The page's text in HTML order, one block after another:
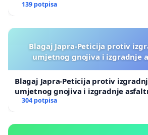
139 potpisa
Blagaj Japra-Peticija protiv
umjetnog gnojiva i izgradnje
Blagaj Japra-Peticija protiv
umjetnog gnojiva i izgradnje
304 potpisa